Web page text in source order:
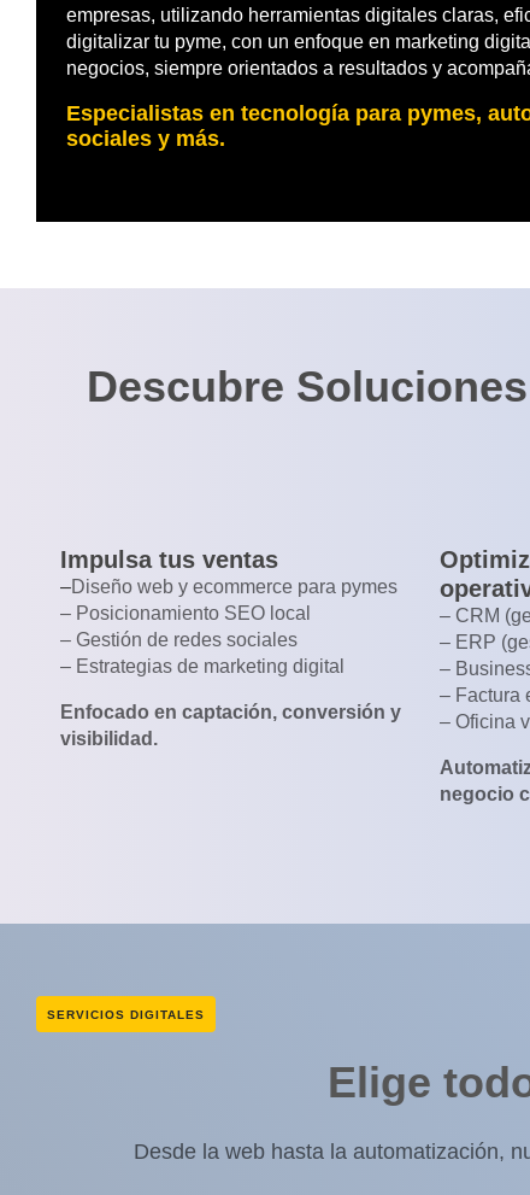
empresas, utilizando herramientas digitales claras,
digitalizar tu pyme, con un enfoque en marketing
negocios, siempre orientados a resultados y
Especialistas en tecnología para pymes,
sociales y más.
Descubre
Impulsa tus ventas
–Diseño web y ecommerce para pymes
– Posicionamiento SEO local
– Gestión de redes sociales
– Estrategias de marketing digital
Enfocado en captación, conversión y
visibilidad.
– CRM
– ERP
–
– Factura
– Oficina
negocio
SERVICIOS DIGITALES
Elige
Desde la web hasta la automatización,